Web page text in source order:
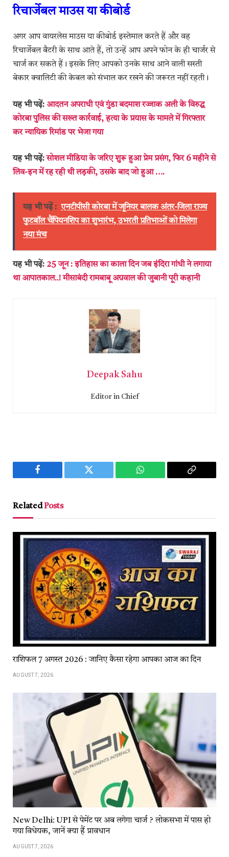
रिचार्जेबल माउस या कीबोर्ड
अगर आप वायरलेस माउस या कीबोर्ड इस्तेमाल करते हैं और वह
रिचार्जेबल बैटरी के साथ आते हैं, तो उन्हें आप अपने फोन के ही चार्जर से
चार्ज कर सकते हैं। इसके लिए आपको उनके साथ आने वाली सस्ती
बेकार क्वालिटी की केबल को संभाल कर रखने की जरूरत नहीं रहती।
यह भी पढ़ें: आदतन अपराधी एवं गुंडा बदमाश रज्जाक अली के विरुद्ध
कोरबा पुलिस की सख्त कार्रवाई, हत्या के प्रयास के मामले में गिरफ्तार
कर न्यायिक रिमांड पर भेजा गया
यह भी पढ़ें:सोशल मीडिया के जरिए शुरू हुआ प्रेम प्रसंग, फिर 6 महीने से
लिव-इन में रह रही थी लड़की, उसके बाद जो हुआ ….
यह भी पढ़ें : एनटीपीसी कोरबा में जूनियर बालक अंतर-जिला राज्य
फुटबॉल चैंपियनशिप का शुभारंभ, उभरती प्रतिभाओं को मिलेगा
नया मंच
यह भी पढ़ें: 25 जून : इतिहास का काला दिन जब इंदिरा गांधी ने लगाया
था आपातकाल..! मीसाबंदी रामबाबू अग्रवाल की जुबानी पूरी कहानी
Deepak Sahu
Editor in Chief
Facebook Twitter WhatsApp
Copy
RelatedPosts
राशिफल 7 अगस्त 2026 : जानिए कैसा रहेगा आपका आज का दिन
AUGUST 7, 2026
New Delhi: UPI से पेमेंट पर अब लगेगा चार्ज ? लोकसभा में पास हो
गया विधेयक, जानें क्या हैं प्रावधान
AUGUST 7, 2026